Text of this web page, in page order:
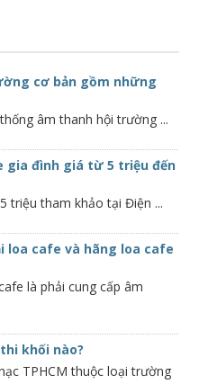
cơ bản gồm những
âm thanh hội trường ...
gia đình giá từ 5 triệu đến
triệu tham khảo tại Điện ...
loa cafe và hãng loa cafe
là phải cung cấp âm
khối nào?
TPHCM thuộc loại trường